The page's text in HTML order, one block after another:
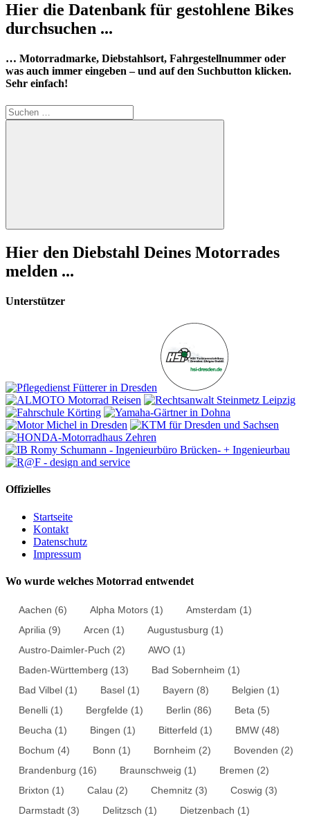
Hier die Datenbank für gestohlene Bikes
durchsuchen ...
… Motorradmarke, Diebstahlsort, Fahrgestellnummer oder
was auch immer eingeben – und auf den Suchbutton klicken.
Sehr einfach!
Suchen
nach:
Suchen
Hier den Diebstahl Deines Motorrades
melden ...
Unterstützer
Offizielles
Startseite
Kontakt
Datenschutz
Impressum
Wo wurde welches Motorrad entwendet
Aachen (6) Alpha Motors (1) Amsterdam (1)
Aprilia (9) Arcen (1) Augustusburg (1)
Austro-Daimler-Puch (2) AWO (1)
Baden-Württemberg (13) Bad Sobernheim (1)
Bad Vilbel (1) Basel (1) Bayern (8) Belgien (1)
Benelli (1) Bergfelde (1) Berlin (86) Beta (5)
Beucha (1) Bingen (1) Bitterfeld (1) BMW (48)
Bochum (4) Bonn (1) Bornheim (2) Bovenden (2)
Brandenburg (16) Braunschweig (1) Bremen (2)
Brixton (1) Calau (2) Chemnitz (3) Coswig (3)
Darmstadt (3) Delitzsch (1) Dietzenbach (1)